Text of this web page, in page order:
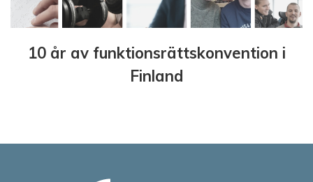
10 år av funktionsrättskonvention i
Finland